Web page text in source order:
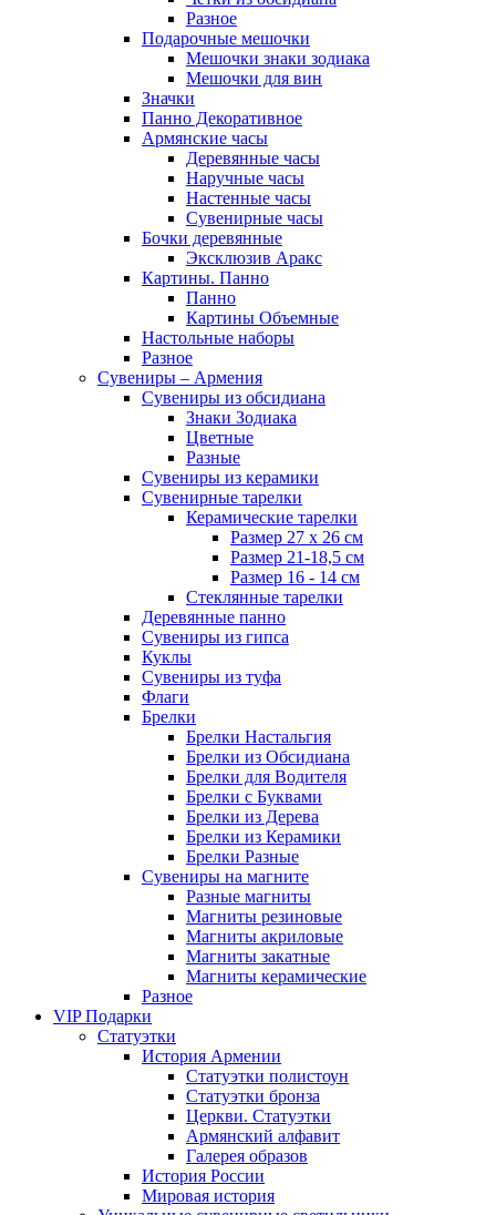
Разное
Подарочные мешочки
Мешочки знаки зодиака
Мешочки для вин
Значки
Панно Декоративное
Армянские часы
Деревянные часы
Наручные часы
Настенные часы
Сувенирные часы
Бочки деревянные
Эксклюзив Аракс
Картины. Панно
Панно
Картины Объемные
Настольные наборы
Разное
Сувениры – Армения
Сувениры из обсидиана
Знаки Зодиака
Цветные
Разные
Сувениры из керамики
Сувенирные тарелки
Керамические тарелки
Размер 27 х 26 см
Размер 21-18,5 см
Размер 16 - 14 см
Стеклянные тарелки
Деревянные панно
Сувениры из гипса
Куклы
Сувениры из туфа
Флаги
Брелки
Брелки Настальгия
Брелки из Обсидиана
Брелки для Водителя
Брелки с Буквами
Брелки из Дерева
Брелки из Керамики
Брелки Разные
Сувениры на магните
Разные магниты
Магниты резиновые
Магниты акриловые
Магниты закатные
Магниты керамические
Разное
VIP Подарки
Статуэтки
История Армении
Статуэтки полистоун
Статуэтки бронза
Церкви. Статуэтки
Армянский алфавит
Галерея образов
История России
Мировая история